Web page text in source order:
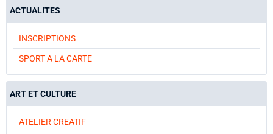
ACTUALITES
INSCRIPTIONS
SPORT A LA CARTE
ART ET CULTURE
ATELIER CREATIF